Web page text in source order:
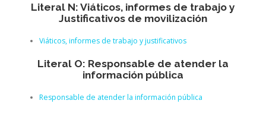
Literal N: Viáticos, informes de trabajo y
Justificativos de movilización
Viáticos, informes de trabajo y justificativos
Literal O: Responsable de atender la
información pública
Responsable de atender la información pública